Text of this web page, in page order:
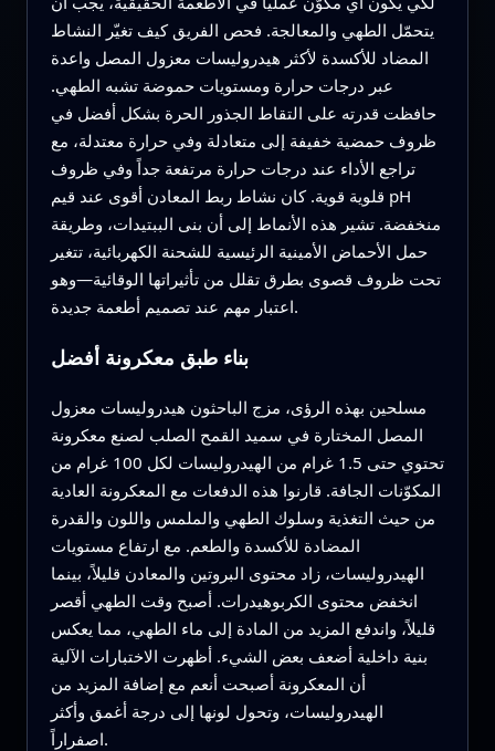
يتحمّل الطهي والمعالجة. فحص الفريق كيف تغيّر النشاط
المضاد للأكسدة لأكثر هيدروليسات معزول المصل واعدة
عبر درجات حرارة ومستويات حموضة تشبه الطهي.
حافظت قدرته على التقاط الجذور الحرة بشكل أفضل في
ظروف حمضية خفيفة إلى متعادلة وفي حرارة معتدلة، مع
تراجع الأداء عند درجات حرارة مرتفعة جداً وفي ظروف
قلوية قوية. كان نشاط ربط المعادن أقوى عند قيم pH
منخفضة. تشير هذه الأنماط إلى أن بنى الببتيدات، وطريقة
حمل الأحماض الأمينية الرئيسية للشحنة الكهربائية، تتغير
تحت ظروف قصوى بطرق تقلل من تأثيراتها الوقائية—وهو
اعتبار مهم عند تصميم أطعمة جديدة.
بناء طبق معكرونة أفضل
مسلحين بهذه الرؤى، مزج الباحثون هيدروليسات معزول
المصل المختارة في سميد القمح الصلب لصنع معكرونة
تحتوي حتى 1.5 غرام من الهيدروليسات لكل 100 غرام من
المكوّنات الجافة. قارنوا هذه الدفعات مع المعكرونة العادية
من حيث التغذية وسلوك الطهي والملمس واللون والقدرة
المضادة للأكسدة والطعم. مع ارتفاع مستويات
الهيدروليسات، زاد محتوى البروتين والمعادن قليلاً، بينما
انخفض محتوى الكربوهيدرات. أصبح وقت الطهي أقصر
قليلاً، واندفع المزيد من المادة إلى ماء الطهي، مما يعكس
بنية داخلية أضعف بعض الشيء. أظهرت الاختبارات الآلية
أن المعكرونة أصبحت أنعم مع إضافة المزيد من
الهيدروليسات، وتحول لونها إلى درجة أغمق وأكثر
اصفراراً.